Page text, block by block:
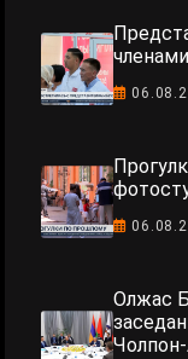
Олжас